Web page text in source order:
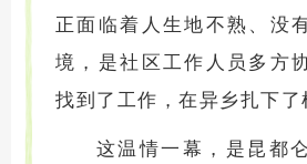
正面临着人生地不熟、没
境，是社区工作人员多方
找到了工作，在异乡扎下了
这温情一幕，是昆都